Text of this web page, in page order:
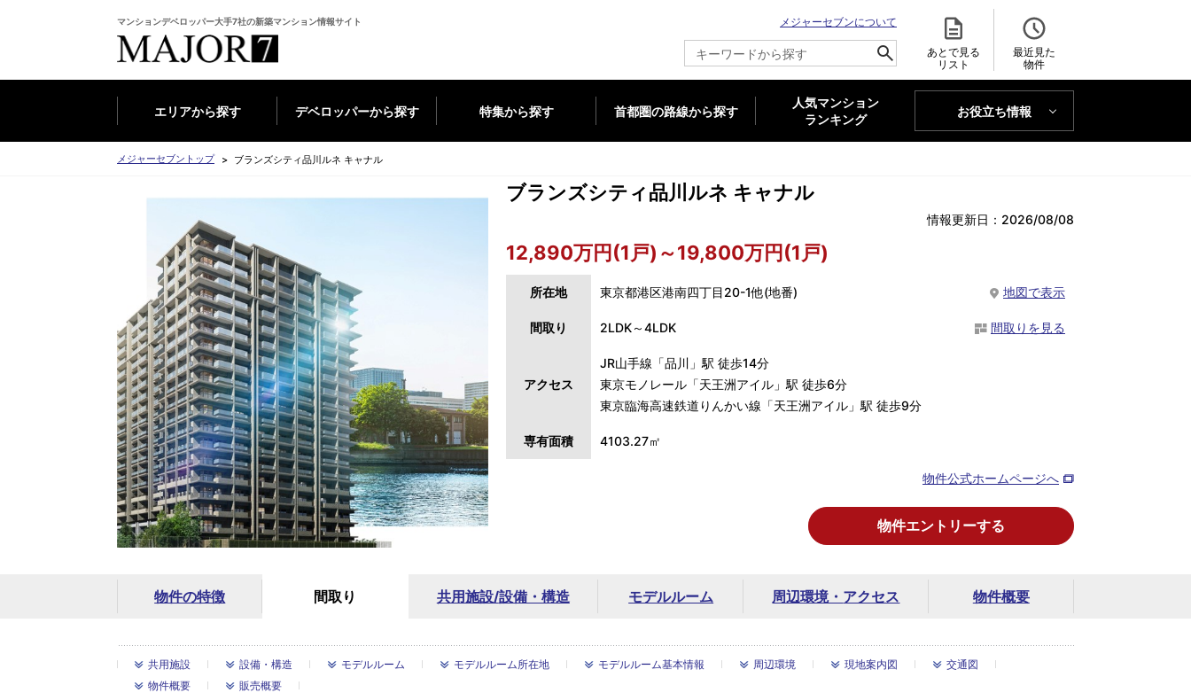
マンションデベロッパー大手7社の新築マンション情報サイト
メジャーセブンについて
あとで見る
リスト
最近見た
物件
エリアから探す デベロッパーから探す 特集から探す 首都圏の路線から探す
人気マンション
ランキング
お役立ち情報
MAJOR'S BLOG
メジャーセブントップ ブランズシティ品川ルネ キャナル
ブランズシティ品川ルネ キャナル
情報更新日：2026/08/08
12,890万円(1戸)～19,800万円(1戸)
所在地 東京都港区港南四丁目20-1他(地番) 地図で表示
間取り 2LDK～4LDK 間取りを見る
アクセス
JR山手線「品川」駅 徒歩14分
東京モノレール「天王洲アイル」駅 徒歩6分
東京臨海高速鉄道りんかい線「天王洲アイル」駅 徒歩9分
専有面積 4103.27㎡
物件公式ホームページへ
物件エントリーする
物件の特徴 間取り 共用施設/設備・構造 モデルルーム 周辺環境・ アクセス 物件概要
共用施設 設備・構造 モデルルーム モデルルーム所在地 モデルルーム基本情報 周辺環境 現地案内図
交通図
物件概要
販売概要